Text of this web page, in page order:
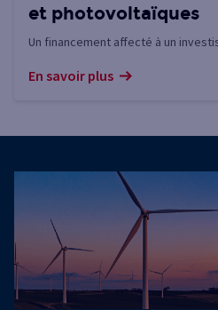
et photovoltaïques
Un financement affecté à un
En savoir plus